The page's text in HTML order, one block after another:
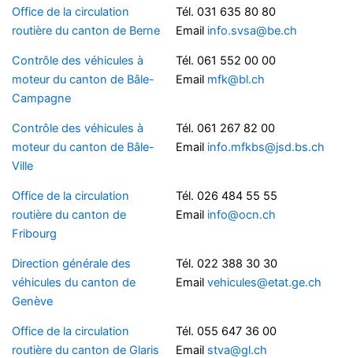
Office de la circulation
routière du canton de Berne
Tél. 031 635 80 80
Email info.svsa@be.ch
Contrôle des véhicules à
moteur du canton de Bâle-
Campagne
Tél. 061 552 00 00
Email mfk@bl.ch
Contrôle des véhicules à
moteur du canton de Bâle-
Ville
Tél. 061 267 82 00
Email info.mfkbs@jsd.bs.ch
Office de la circulation
routière du canton de
Fribourg
Tél. 026 484 55 55
Email info@ocn.ch
Direction générale des
véhicules du canton de
Genève
Tél. 022 388 30 30
Emailvehicules@etat.ge.ch
Office de la circulation
routière du canton de Glaris
Tél. 055 647 36 00
Email stva@gl.ch